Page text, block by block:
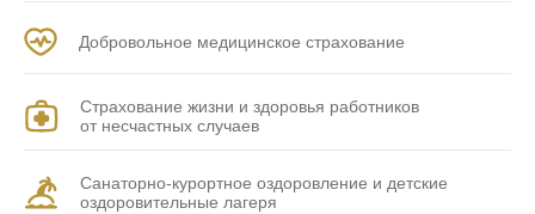
Добровольное медицинское страхование
Страхование жизни и здоровья работников
от несчастных случаев
Санаторно-курортное оздоровление и детские
оздоровительные лагеря